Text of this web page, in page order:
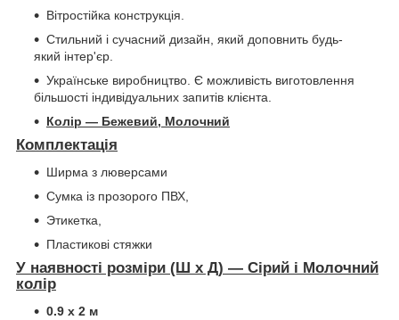
Вітростійка конструкція.
Стильний і сучасний дизайн, який доповнить будь-
який інтер'єр.
Українське виробництво. Є можливість виготовлення
більшості індивідуальних запитів клієнта.
Колір — Бежевий, Молочний
Комплектація
Ширма з люверсами
Сумка із прозорого ПВХ,
Этикетка,
Пластикові стяжки
У наявності розміри (Ш х Д) — Сірий і Молочний
колір
0.9 х 2 м